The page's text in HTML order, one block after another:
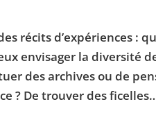
récits d’expériences :
envisager la diversité
des archives ou de
? De trouver des